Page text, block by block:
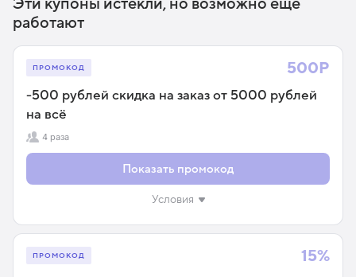
Эти купоны истекли, но возможно ещё
работают
500Р
ПРОМОКОД
-500 рублей скидка на заказ от 5000 рублей
на всё
4 раза
Показать промокод
Условия
15%
ПРОМОКОД